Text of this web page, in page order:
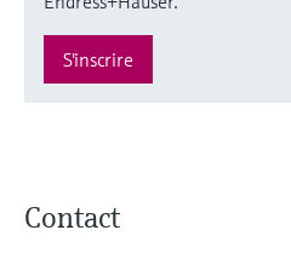
S'inscrire
Contact